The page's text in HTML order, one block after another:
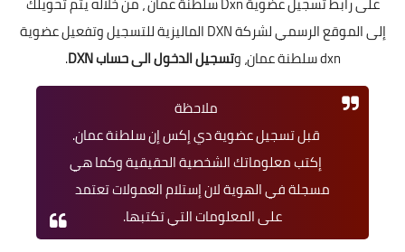
إلىالموقع الرسمي لشركة DXN الماليزية
للتسجيل وتفعيل عضوية
dxn سلطنة عمان، و
تسجيل الدخول الى حساب DXN
.
ملاحظة
قبل تسجيل عضوية دي إكس إن سلطنة عمان.
إكتب معلوماتك الشخصية الحقيقية وكما هي
مسجلة في الهوية لان إستلام العمولات تعتمد
على المعلومات التي تكتبها.